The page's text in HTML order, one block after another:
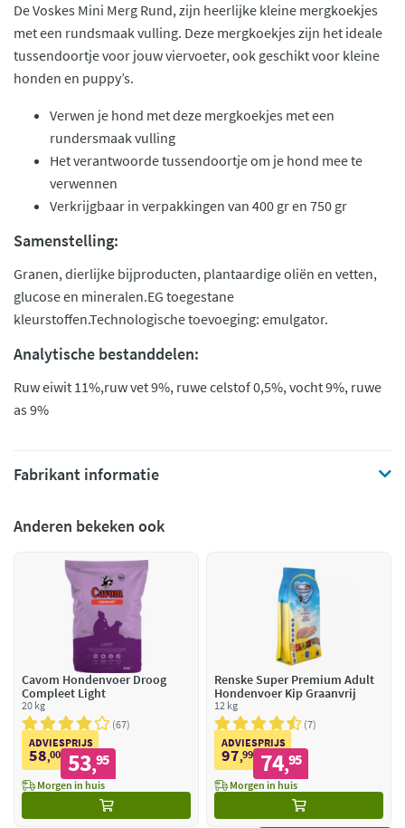
De Voskes Mini Merg Rund, zijn heerlijke kleine mergkoekjes
met een rundsmaak vulling. Deze mergkoekjes zijn het ideale
tussendoortje voor jouw viervoeter, ook geschikt voor kleine
honden en puppy’s.
Verwen je hond met deze mergkoekjes met een
rundersmaak vulling
Het verantwoorde tussendoortje om je hond mee te
verwennen
Verkrijgbaar in verpakkingen van 400 gr en 750 gr
Samenstelling:
Granen, dierlijke bijproducten, plantaardige oliën en vetten,
glucose en mineralen.EG toegestane
kleurstoffen.Technologische toevoeging: emulgator.
Analytische bestanddelen:
Ruw eiwit 11%,ruw vet 9%, ruwe celstof 0,5%, vocht 9%, ruwe
as 9%
Fabrikant informatie
Anderen bekeken ook
Cavom Hondenvoer Droog
Compleet Light
20 kg
67
ADVIESPRIJS
58,00 53,95
Morgen in huis
Renske Super Premium Adult
Hondenvoer Kip Graanvrij
12 kg
7
ADVIESPRIJS
97,99 74,95
Morgen in huis